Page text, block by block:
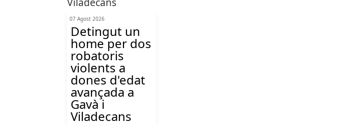
07 Agost 2026
Detingut un
home per dos
robatoris
violents a
dones d'edat
avançada a
Gavà i
Viladecans